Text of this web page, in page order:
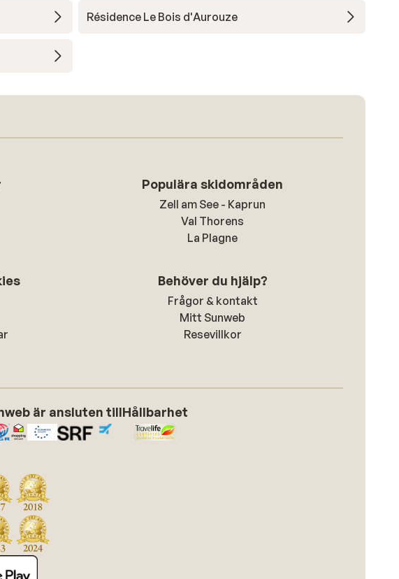
Résidence Le Bois d'Aurouze
Populära skidområden
Zell am See - Kaprun
Val Thorens
La Plagne
Behöver du hjälp?
Frågor & kontakt
Mitt Sunweb
Resevillkor
är ansluten tillHållbarhet